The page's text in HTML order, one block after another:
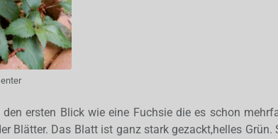
ersten Blick wie eine Fuchsie die es schon
Blätter. Das Blatt ist ganz stark gezackt,helles Grün.